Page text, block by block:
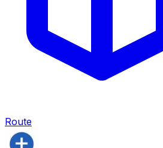
Route